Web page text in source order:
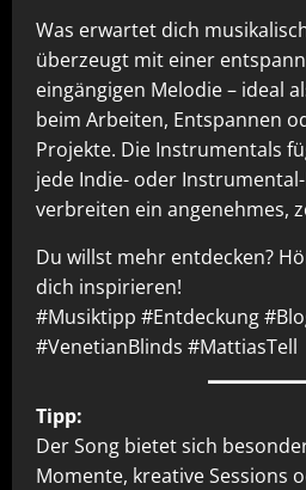
Was erwartet dich
überzeugt mit einer
eingängigen Melodie – ideal
beim Arbeiten, Entspannen
Projekte. Die Instrumentals
jede Indie- oder
verbreiten ein angenehmes,
Du willst mehr entdecken?
dich inspirieren!
#Musiktipp #Entdeckung
#VenetianBlinds #MattiasTell
Tipp:
Der Song bietet sich
Momente, kreative Sessions